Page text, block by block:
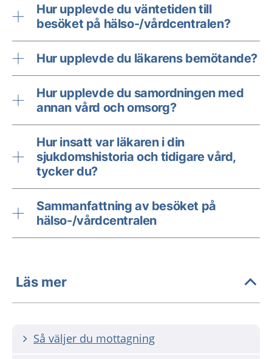
Hur upplevde du väntetiden till
besöket på hälso-/vårdcentralen?
Hur upplevde du läkarens bemötande?
Hur upplevde du samordningen med
annan vård och omsorg?
Hur insatt var läkaren i din
sjukdomshistoria och tidigare vård,
tycker du?
Sammanfattning av besöket på
hälso-/vårdcentralen
Läs mer
Så väljer du mottagning